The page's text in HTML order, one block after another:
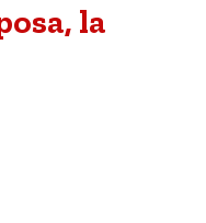
la